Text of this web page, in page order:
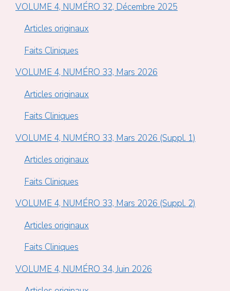
VOLUME 4, NUMÉRO 32, Décembre 2025
Articles originaux
Faits Cliniques
VOLUME 4, NUMÉRO 33, Mars 2026
Articles originaux
Faits Cliniques
VOLUME 4, NUMÉRO 33, Mars 2026 (Suppl. 1)
Articles originaux
Faits Cliniques
VOLUME 4, NUMÉRO 33, Mars 2026 (Suppl. 2)
Articles originaux
Faits Cliniques
VOLUME 4, NUMÉRO 34, Juin 2026